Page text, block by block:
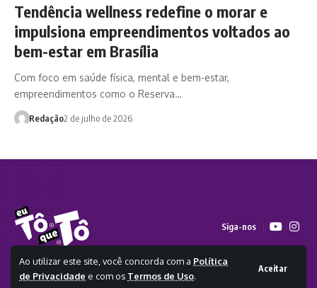
Ao utilizar este site, você concorda com a Política
de Privacidade e com os Termos de Uso.
Aceitar
Tendência wellness redefine o morar e
impulsiona empreendimentos voltados ao
bem-estar em Brasília
Com foco em saúde física, mental e bem-estar,
empreendimentos como o Reserva…
Redação2 de julho de 2026
Siga-nos
2026 - Todos os direitos reservados a Eu Tô Que Tô - CLICKA